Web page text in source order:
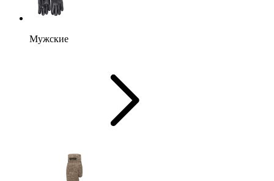
Мужские